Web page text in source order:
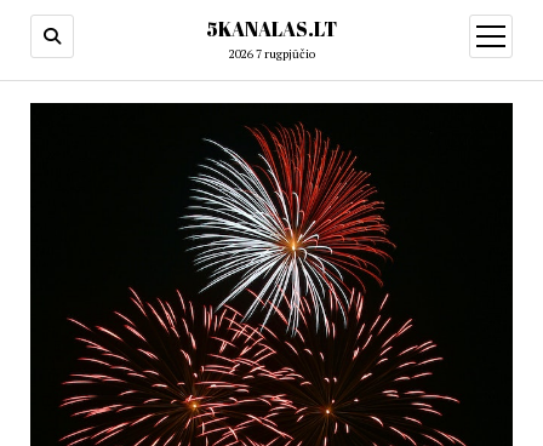
5KANALAS.LT
2026 7 rugpjūčio
open
menu